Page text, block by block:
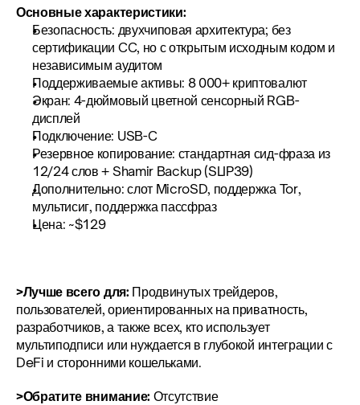
Основные характеристики:
Безопасность: двухчиповая архитектура; без
сертификации CC, но с открытым исходным кодом и
независимым аудитом
Поддерживаемые активы: 8 000+ криптовалют
Экран: 4-дюймовый цветной сенсорный RGB-
дисплей
Подключение: USB-C
Резервное копирование: стандартная сид-фраза из
12/24 слов + Shamir Backup (SLIP39)
Дополнительно: слот MicroSD, поддержка Tor,
мультисиг, поддержка пассфраз
Цена: ~$129
>Лучше всего для: Продвинутых трейдеров,
пользователей, ориентированных на приватность,
разработчиков, а также всех, кто использует
мультиподписи или нуждается в глубокой интеграции с
DeFi и сторонними кошельками.
>Обратите внимание: Отсутствие